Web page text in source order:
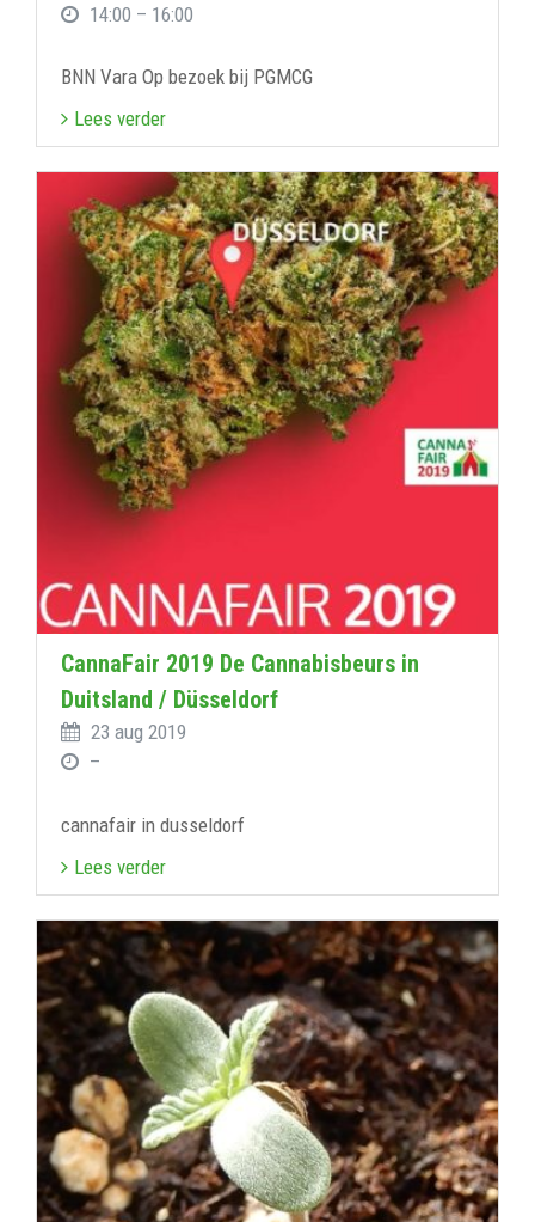
14:00 – 16:00
BNN Vara Op bezoek bij PGMCG
Lees verder
CannaFair 2019 De Cannabisbeurs in
Duitsland / Düsseldorf
23 aug 2019
–
cannafair in dusseldorf
Lees verder